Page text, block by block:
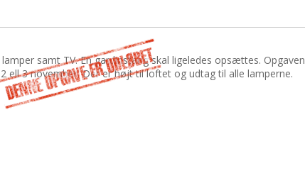
samt TV. En gardinstang skal ligeledes opsættes. Opgaven
ell 3 november. Der er højt til loftet og udtag til alle lamperne.